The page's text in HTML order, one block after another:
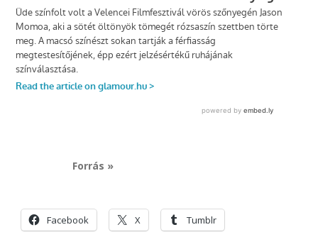
Forrás »
Facebook X Tumblr